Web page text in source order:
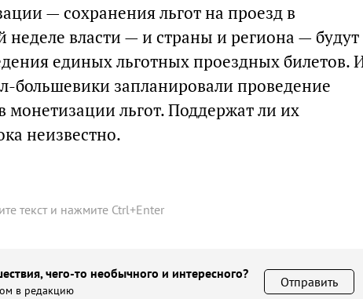
— сохранения льгот на проезд в
власти — и страны и региона — будут
единых льготных проездных билетов.
большевики запланировали проведение
монетизации льгот. Поддержат ли их
неизвестно.
текст и нажмите Ctrl+Enter
чего-то необычного и интересного?
в редакцию
Отправить